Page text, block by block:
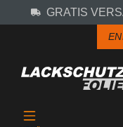
Zum Hauptinhalt
GRATIS